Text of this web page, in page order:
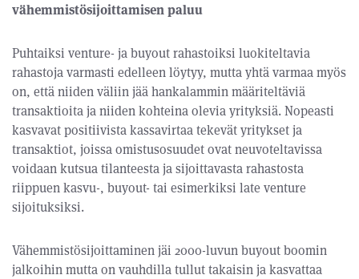
vähemmistösijoittamisen paluu
Puhtaiksi venture- ja buyout rahastoiksi luokiteltavia
rahastoja varmasti edelleen löytyy, mutta yhtä varmaa myös
on, että niiden väliin jää hankalammin määriteltäviä
transaktioita ja niiden kohteina olevia yrityksiä. Nopeasti
kasvavat positiivista kassavirtaa tekevät yritykset ja
transaktiot, joissa omistusosuudet ovat neuvoteltavissa
voidaan kutsua tilanteesta ja sijoittavasta rahastosta
riippuen kasvu-, buyout- tai esimerkiksi late venture
sijoituksiksi.
Vähemmistösijoittaminen jäi 2000-luvun buyout boomin
jalkoihin mutta on vauhdilla tullut takaisin ja kasvattaa